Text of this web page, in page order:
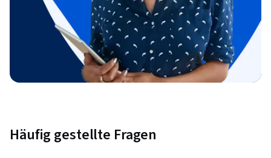
Häufig gestellte Fragen